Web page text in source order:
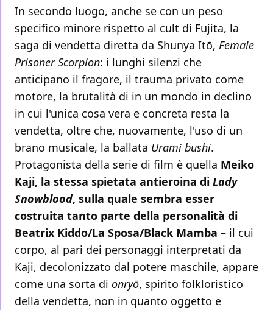
In secondo luogo, anche se con un peso
specifico minore rispetto al cult di Fujita, la
saga di vendetta diretta da Shunya Itō, Female
Prisoner Scorpion: i lunghi silenzi che
anticipano il fragore, il trauma privato come
motore, la brutalità di in un mondo in declino
in cui l'unica cosa vera e concreta resta la
vendetta, oltre che, nuovamente, l'uso di un
brano musicale, la ballata Urami bushi.
Protagonista della serie di film è quella Meiko
Kaji, la stessa spietata antieroina di Lady
Snowblood, sulla quale sembra esser
costruita tanto parte della personalità di
Beatrix Kiddo/La Sposa/Black Mamba – il cui
corpo, al pari dei personaggi interpretati da
Kaji, decolonizzato dal potere maschile, appare
come una sorta di onryō, spirito folkloristico
della vendetta, non in quanto oggetto e